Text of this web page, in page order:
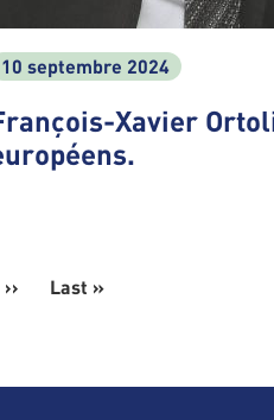
10 septembre 2024
Xavier
›› NextLast »